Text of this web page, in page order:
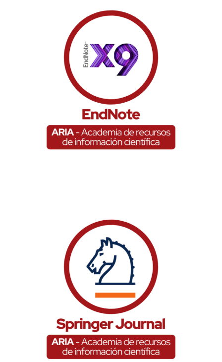
EndNote
Springer journal